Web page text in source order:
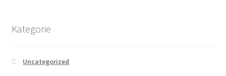
Kategorie
Uncategorized